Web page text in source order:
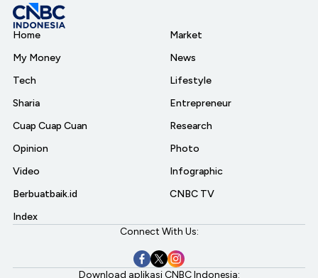
Home
My Money
Tech
Sharia
Cuap Cuap Cuan
Opinion
Video
Berbuatbaik.id
Index
Market
News
Lifestyle
Entrepreneur
Research
Photo
Infographic
CNBC TV
Connect With Us:
Download aplikasi CNBC Indonesia: